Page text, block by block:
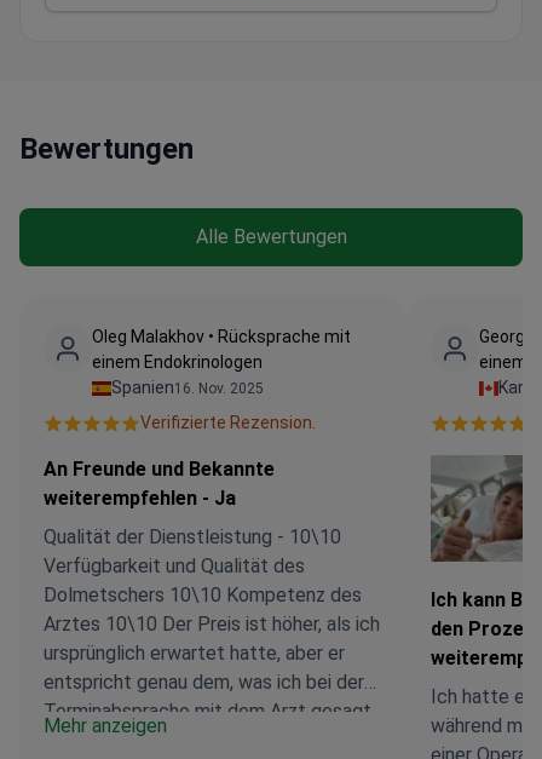
Bewertungen
Alle Bewertungen
Oleg Malakhov • Rücksprache mit
einem Endokrinologen
Spanien16. Nov. 2025
Verifizierte Rezension.
An Freunde und Bekannte
weiterempfehlen - Ja
Qualität der Dienstleistung - 10\10
Verfügbarkeit und Qualität des
Dolmetschers 10\10 Kompetenz des
Arztes 10\10 Der Preis ist höher, als ich
ursprünglich erwartet hatte, aber er
entspricht genau dem, was ich bei der
Terminabsprache mit dem Arzt gesagt
habe (d. h. man hat mir den Preis ehrlich
Mehr anzeigen
einem
Ich kann
den
Ich hatte
während